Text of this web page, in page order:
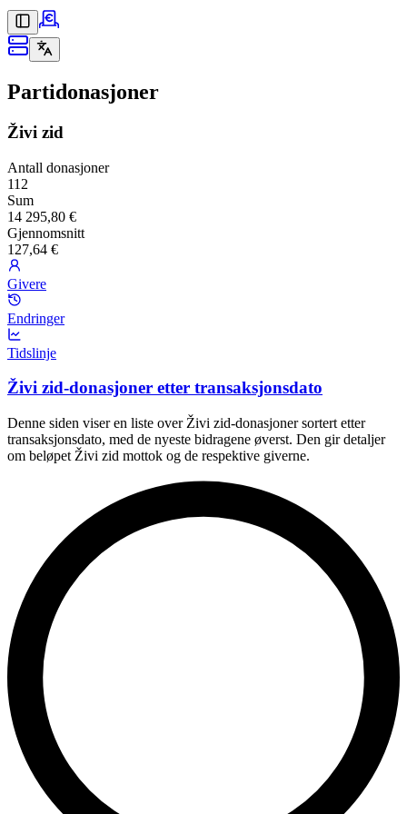
Partidonasjoner
Živi zid
Antall donasjoner
112
Sum
14 295,80 €
Gjennomsnitt
127,64 €
Givere
Endringer
Tidslinje
Živi zid-donasjoner etter transaksjonsdato
Denne siden viser en liste over Živi zid-donasjoner sortert etter
transaksjonsdato, med de nyeste bidragene øverst. Den gir detaljer
om beløpet Živi zid mottok og de respektive giverne.